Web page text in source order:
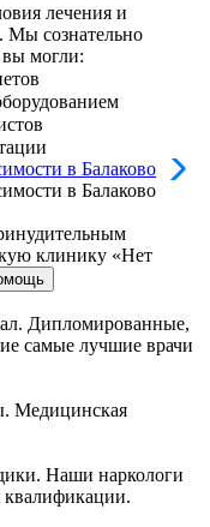
лечения и
Мы сознательно
вы могли:
клинику «Нет
Дипломированные,
самые лучшие врачи
Медицинская
Наши наркологи
квалификации.